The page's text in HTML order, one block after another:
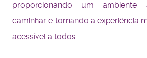
proporcionando um ambiente
caminhar e tornando a experiência
acessível a todos.